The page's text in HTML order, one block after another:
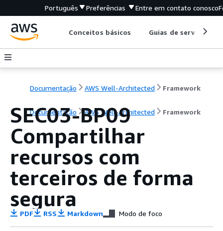
Português Preferências Entre em contato conosco
Conceitos básicos Guias de serviço
Documentação AWS Well-Architected Framework
Documentação AWS Well-Architected Framework
SEC03-BP09
Compartilhar
recursos com
terceiros de forma
segura
PDF RSS Markdown Modo de foco